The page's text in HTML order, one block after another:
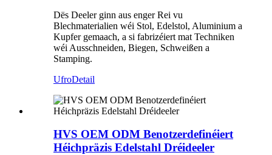
Dës Deeler ginn aus enger Rei vu
Blechmaterialien wéi Stol, Edelstol, Aluminium a
Kupfer gemaach, a si fabrizéiert mat Techniken
wéi Ausschneiden, Biegen, Schweißen a
Stamping.
UfroDetail
HVS OEM ODM Benotzerdefinéiert
Héichpräzis Edelstahl Dréideeler